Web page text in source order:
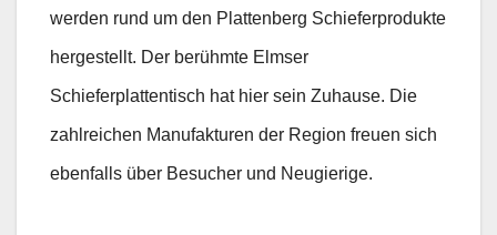
werden rund um den Plattenberg Schieferprodukte
hergestellt. Der berühmte Elmser
Schieferplattentisch hat hier sein Zuhause. Die
zahlreichen Manufakturen der Region freuen sich
ebenfalls über Besucher und Neugierige.